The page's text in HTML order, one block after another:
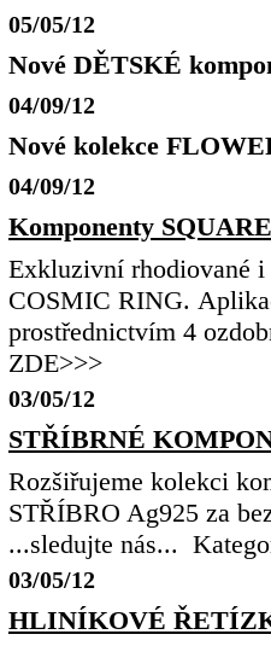
05/05/12
Nové DĚTSKÉ
04/09/12
Nové kolekce
04/09/12
Komponenty
Exkluzivní rhodiované i
COSMIC RING.
prostřednictvím 4
ZDE>>>
03/05/12
STŘÍBRNÉ
Rozšiřujeme kolekci
STŘÍBRO Ag925 za
...sledujte nás...
03/05/12
HLINÍKOVÉ